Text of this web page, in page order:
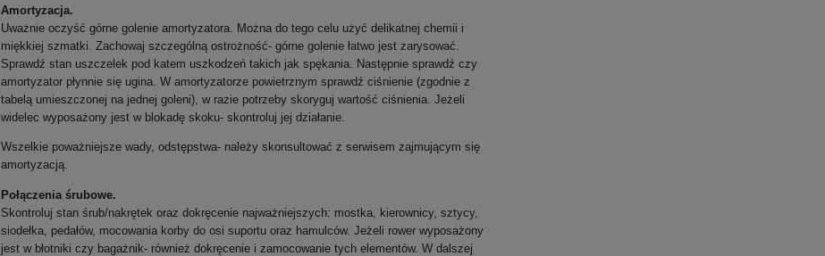
Amortyzacja.
Uważnie oczyść górne golenie amortyzatora. Można do tego celu użyć delikatnej chemii i
miękkiej szmatki. Zachowaj szczególną ostrożność- górne golenie łatwo jest zarysować.
Sprawdź stan uszczelek pod katem uszkodzeń takich jak spękania. Następnie sprawdź czy
amortyzator płynnie się ugina. W amortyzatorze powietrznym sprawdź ciśnienie (zgodnie z
tabelą umieszczonej na jednej goleni), w razie potrzeby skoryguj wartość ciśnienia. Jeżeli
widelec wyposażony jest w blokadę skoku- skontroluj jej działanie.
Wszelkie poważniejsze wady, odstępstwa- należy skonsultować z serwisem zajmującym się
amortyzacją.
Połączenia śrubowe.
Skontroluj stan śrub/nakrętek oraz dokręcenie najważniejszych: mostka, kierownicy, sztycy,
siodełka, pedałów, mocowania korby do osi suportu oraz hamulców. Jeżeli rower wyposażony
jest w błotniki czy bagażnik- również dokręcenie i zamocowanie tych elementów. W dalszej